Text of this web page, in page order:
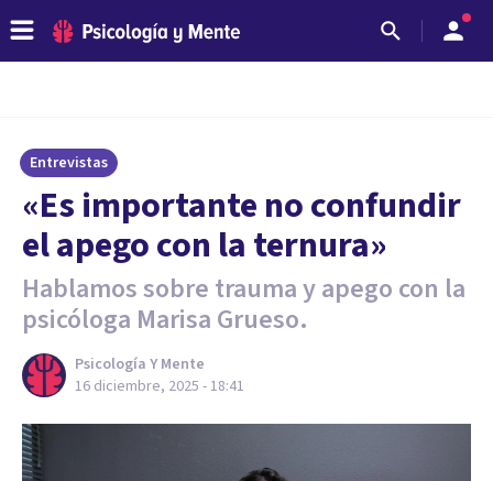
Entrevistas
«Es importante no confundir
el apego con la ternura»
Hablamos sobre trauma y apego con la
psicóloga Marisa Grueso.
Psicología Y Mente
16 diciembre, 2025 - 18:41